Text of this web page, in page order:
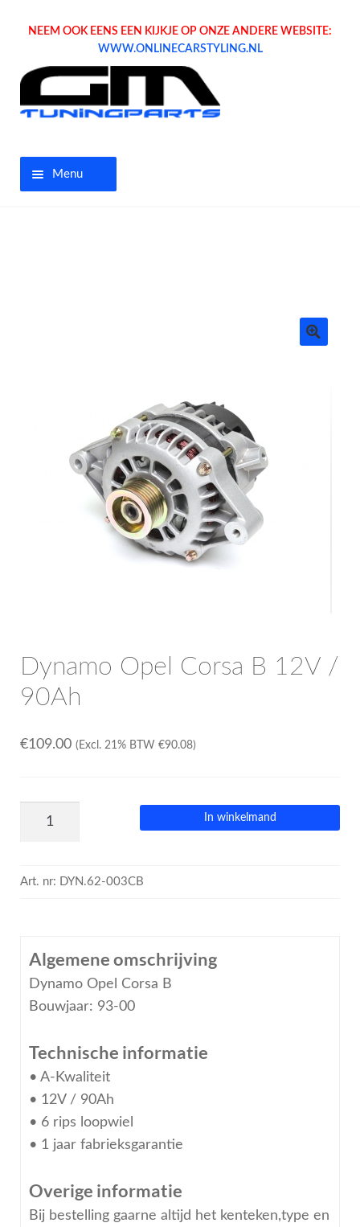
NEEM OOK EENS EEN KIJKJE OP ONZE ANDERE WEBSITE:
WWW.ONLINECARSTYLING.NL
Menu
Bedrijfswagen parts
Inloggen / Registreren
Dynamo Opel Corsa B 12V /
90Ah
€109.00 (Excl. 21% BTW €90.08)
In winkelmand
Art. nr: DYN.62-003CB
Algemene omschrijving
Dynamo Opel Corsa B
Bouwjaar: 93-00
Technische informatie
• A-Kwaliteit
• 12V / 90Ah
• 6 rips loopwiel
• 1 jaar fabrieksgarantie
Overige informatie
Bij bestelling gaarne altijd het kenteken,type en